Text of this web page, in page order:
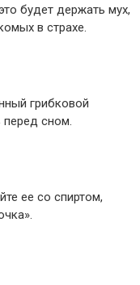
будет держать мух,
в страхе.
грибковой
сном.
ее со спиртом,